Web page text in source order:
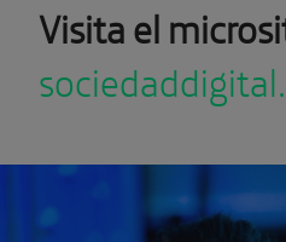
Visita el